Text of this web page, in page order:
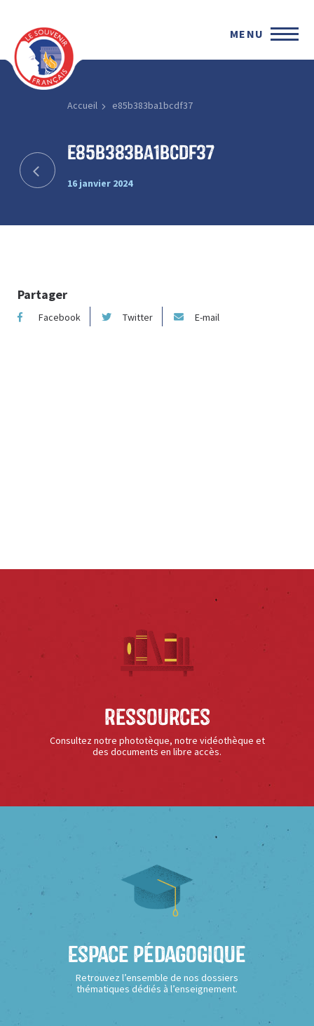
MENU
Accueil e85b383ba1bcdf37
e85b383ba1bcdf37
16 janvier 2024
Partager
Facebook Twitter E-mail
Ressources
Consultez notre phototèque, notre vidéothèque et
des documents en libre accès.
Espace Pédagogique
Retrouvez l’ensemble de nos dossiers
thématiques dédiés à l’enseignement.